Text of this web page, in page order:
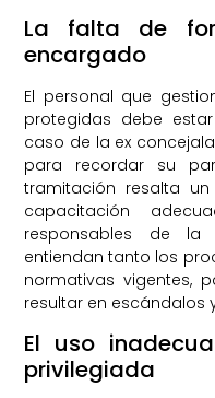
La falta de
encargado
El personal que
protegidas debe
caso de la ex
para recordar su
tramitación resalta
capacitación
responsables de la
entiendan tanto los
normativas vigentes,
resultar en escándalos
El uso
privilegiada